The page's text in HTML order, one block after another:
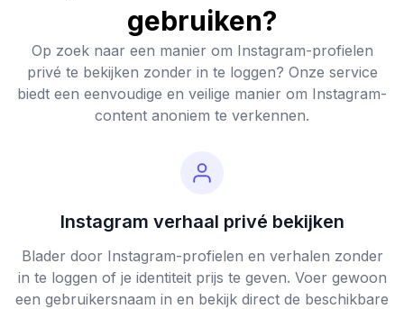
gebruiken?
Op zoek naar een manier om Instagram-profielen
privé te bekijken zonder in te loggen? Onze service
biedt een eenvoudige en veilige manier om Instagram-
content anoniem te verkennen.
Instagram verhaal privé bekijken
Blader door Instagram-profielen en verhalen zonder
in te loggen of je identiteit prijs te geven. Voer gewoon
een gebruikersnaam in en bekijk direct de beschikbare